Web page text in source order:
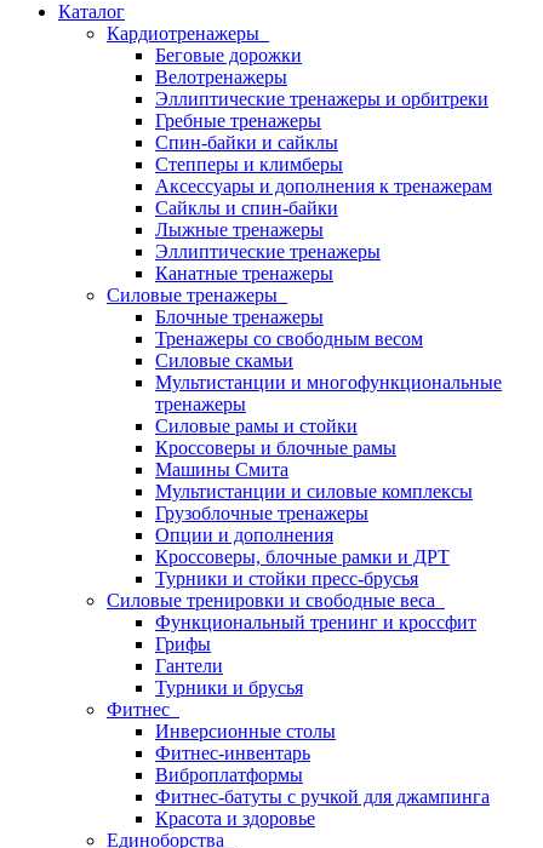
Каталог
Кардиотренажеры
Беговые дорожки
Велотренажеры
Эллиптические тренажеры и орбитреки
Гребные тренажеры
Спин-байки и сайклы
Степперы и климберы
Аксессуары и дополнения к тренажерам
Сайклы и спин-байки
Лыжные тренажеры
Эллиптические тренажеры
Канатные тренажеры
Силовые тренажеры
Блочные тренажеры
Тренажеры со свободным весом
Силовые скамьи
Мультистанции и многофункциональные
тренажеры
Силовые рамы и стойки
Кроссоверы и блочные рамы
Машины Смита
Мультистанции и силовые комплексы
Грузоблочные тренажеры
Опции и дополнения
Кроссоверы, блочные рамки и ДРТ
Турники и стойки пресс-брусья
Силовые тренировки и свободные веса
Функциональный тренинг и кроссфит
Грифы
Гантели
Турники и брусья
Фитнес
Инверсионные столы
Фитнес-инвентарь
Виброплатформы
Фитнес-батуты с ручкой для джампинга
Красота и здоровье
Единоборства